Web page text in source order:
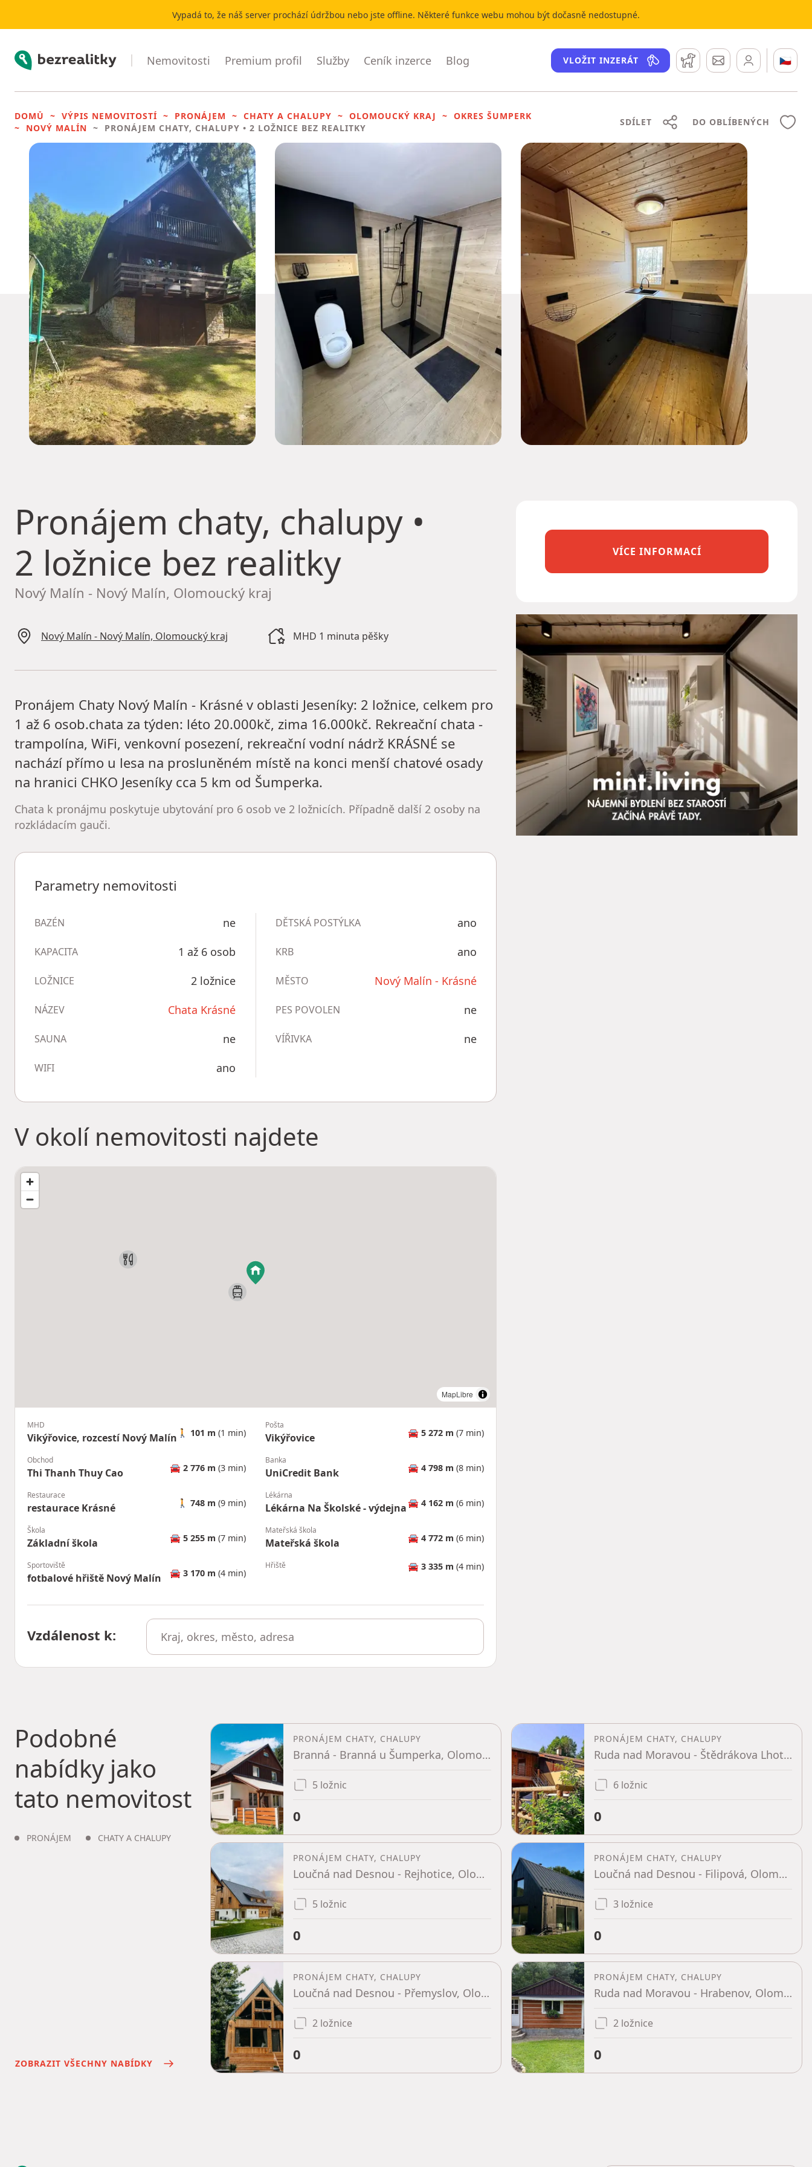
Vypadá to, že náš server prochází údržbou nebo jste offline. Některé funkce webu mohou být dočasně nedostupné.
Bezrealitky Nemovitosti Premium profil Služby Ceník inzerce Blog VLOŽIT INZERÁT Hlídací pesZprávy 🇨🇿
DOMŮ VÝPIS NEMOVITOSTÍ PRONÁJEM CHATY A CHALUPY OLOMOUCKÝ KRAJ
OKRES ŠUMPERK
NOVÝ MALÍN
PRONÁJEM CHATY, CHALUPY • 2 LOŽNICE BEZ REALITKY
SDÍLET DO OBLÍBENÝCH
Pronájem chaty, chalupy •
2 ložnice bez realitky
Nový Malín - Nový Malín, Olomoucký kraj
Nový Malín - Nový Malín, Olomoucký kraj MHD 1 minuta pěšky
Pronájem Chaty Nový Malín - Krásné v oblasti Jeseníky: 2 ložnice, celkem pro
1 až 6 osob.chata za týden: léto 20.000kč, zima 16.000kč. Rekreační chata -
trampolína, WiFi, venkovní posezení, rekreační vodní nádrž KRÁSNÉ se
nachází přímo u lesa na prosluněném místě na konci menší chatové osady
na hranici CHKO Jeseníky cca 5 km od Šumperka.
Chata k pronájmu poskytuje ubytování pro 6 osob ve 2 ložnicích. Případně další 2 osoby na
rozkládacím gauči.
Parametry nemovitosti
BAZÉN ne
KAPACITA 1 až 6 osob
LOŽNICE 2 ložnice
NÁZEV Chata Krásné
SAUNA ne
WIFI ano
DĚTSKÁ POSTÝLKA ano
KRB ano
MĚSTO Nový Malín - Krásné
PES POVOLEN ne
VÍŘIVKA ne
V okolí nemovitosti najdete
© OpenStreetMap contributors
MHD
Vikýřovice, rozcestí Nový Malín 🚶 101 m (1 min)
Pošta
Vikýřovice 🚘 5 272 m (7 min)
Obchod
Thi Thanh Thuy Cao 🚘 2 776 m (3 min)
Banka
UniCredit Bank 🚘 4 798 m (8 min)
Restaurace
restaurace Krásné 🚶 748 m (9 min)
Lékárna
Lékárna Na Školské - výdejna🚘 4 162 m (6 min)
Škola
Základní škola 🚘 5 255 m (7 min)
Mateřská škola
Mateřská škola 🚘 4 772 m (6 min)
Sportoviště
fotbalové hřiště Nový Malín 🚘 3 170 m (4 min)
Hřiště 🚘 3 335 m (4 min)
Vzdálenost k:
VÍCE INFORMACÍ
Podobné
nabídky jako
tato nemovitost
PRONÁJEM CHATY A CHALUPY
ZOBRAZIT VŠECHNY NABÍDKY
PRONÁJEM CHATY, CHALUPY
Branná - Branná u Šumperka, Olomoucký kraj
5 ložnic
0
PRONÁJEM CHATY, CHALUPY
Ruda nad Moravou - Štědrákova Lhota, Olomoucký kraj
6 ložnic
0
PRONÁJEM CHATY, CHALUPY
Loučná nad Desnou - Rejhotice, Olomoucký kraj
5 ložnic
0
PRONÁJEM CHATY, CHALUPY
Loučná nad Desnou - Filipová, Olomoucký kraj
3 ložnice
0
PRONÁJEM CHATY, CHALUPY
Loučná nad Desnou - Přemyslov, Olomoucký kraj
2 ložnice
0
PRONÁJEM CHATY, CHALUPY
Ruda nad Moravou - Hrabenov, Olomoucký kraj
2 ložnice
0